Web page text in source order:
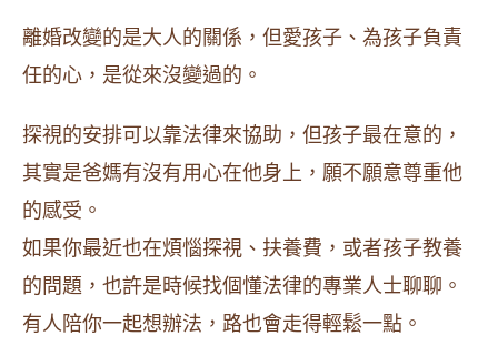
離婚改變的是大人的關係，但愛孩子、為孩子負責
任的心，是從來沒變過的。
探視的安排可以靠法律來協助，但孩子最在意的，
其實是爸媽有沒有用心在他身上，願不願意尊重他
的感受。
如果你最近也在煩惱探視、扶養費，或者孩子教養
的問題，也許是時候找個懂法律的專業人士聊聊。
有人陪你一起想辦法，路也會走得輕鬆一點。